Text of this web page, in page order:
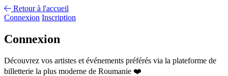
Retour à l'accueil
Connexion Inscription
Connexion
Découvrez vos artistes et événements préférés via la plateforme de
billetterie la plus moderne de Roumanie ❤️